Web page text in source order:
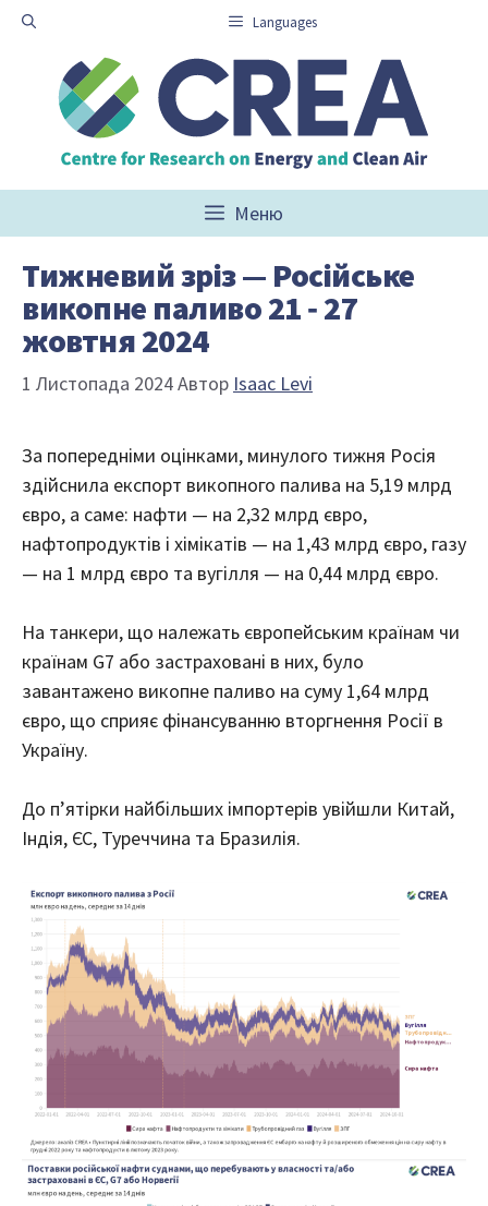
Перейти
Languages
Меню
Тижневий зріз — Російське
викопне паливо 21 ‑ 27
жовтня 2024
1 Листопада 2024Автор Isaac Levi
За попередніми оцінками, минулого тижня Росія
здійснила експорт викопного палива на 5,19 млрд
євро, а саме: нафти — на 2,32 млрд євро,
нафтопродуктів і хімікатів — на 1,43 млрд євро, газу
— на 1 млрд євро та вугілля — на 0,44 млрд євро.
На танкери, що належать європейським країнам чи
країнам G7 або застраховані в них, було
завантажено викопне паливо на суму 1,64 млрд
євро, що сприяє фінансуванню вторгнення Росії в
Україну.
До п’ятірки найбільших імпортерів увійшли Китай,
Індія, ЄС, Туреччина та Бразилія.